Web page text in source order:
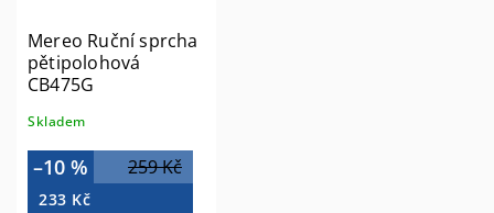
Mereo Ruční sprcha
pětipolohová
CB475G
Skladem
259 Kč
–10 %
233 Kč